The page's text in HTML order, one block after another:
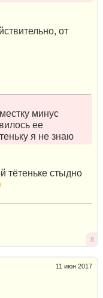
от
минус
ее
я не знаю
тётеньке стыдно
8
11 июн 2017